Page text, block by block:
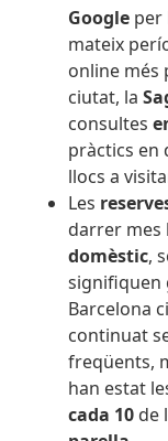
Google per
mateix
online més
ciutat, la
consultes
pràctics en
llocs a
Les
darrer mes
domèstic,
signifiquen
Barcelona
continuat
freqüents,
han estat
cada 10 de